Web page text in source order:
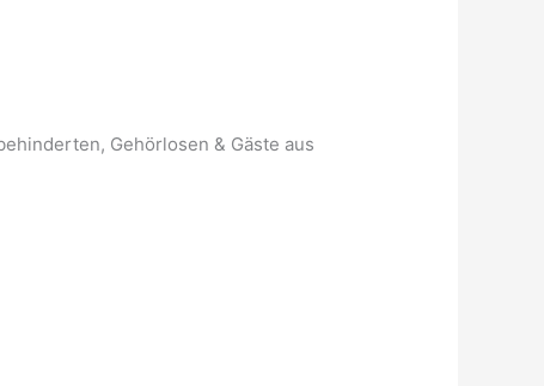
Gehörlosen & Gäste aus